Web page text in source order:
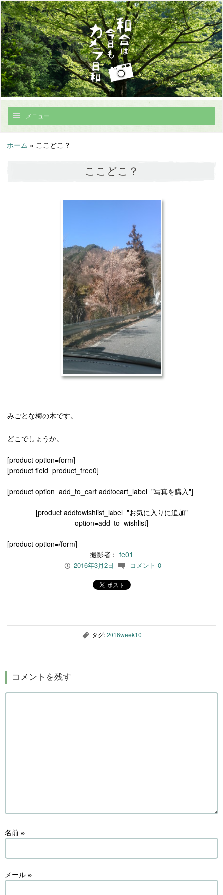
メニュー
ホーム » ここどこ？
ここどこ？
みごとな梅の木です。
どこでしょうか。
[product option=form]
[product field=product_free0]
[product option=add_to_cart addtocart_label="写真を購入"]
[product addtowishlist_label="お気に入りに追加"
option=add_to_wishlist]
[product option=/form]
撮影者： fe01
P 2016年3月2日 c コメント 0
, タグ:2016week10
コメントを残す
名前 ※
メール ※